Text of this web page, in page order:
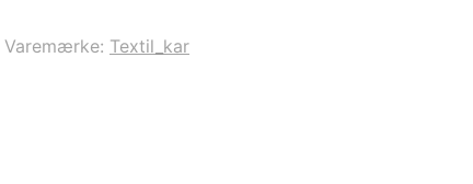
Varemærke: Textil_kar